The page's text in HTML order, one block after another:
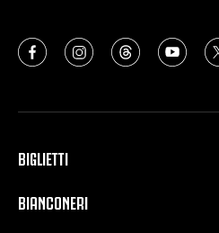
BIGLIETTI
BIANCONERI